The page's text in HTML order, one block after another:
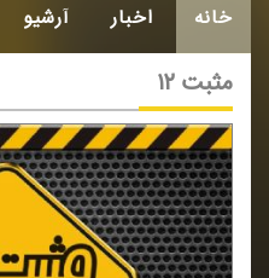
خانه اخبار آرشیو
مثبت ۱۲